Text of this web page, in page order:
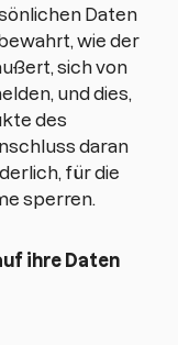
Daten
wie der
sich von
und dies,
des
daran
für die
sperren.
ihre Daten